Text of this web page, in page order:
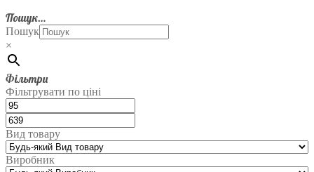
Пошук…
Пошук
×
Фільтри
Фільтрувати по ціні
Вид товару
Виробник